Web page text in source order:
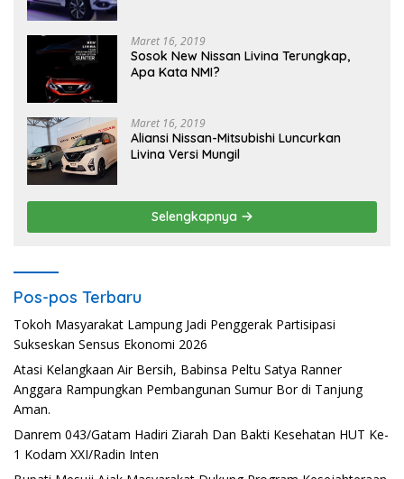
Maret 16, 2019
Sosok New Nissan Livina Terungkap,
Apa Kata NMI?
Maret 16, 2019
Aliansi Nissan-Mitsubishi Luncurkan
Livina Versi Mungil
Selengkapnya
Pos-pos Terbaru
Tokoh Masyarakat Lampung Jadi Penggerak Partisipasi
Sukseskan Sensus Ekonomi 2026
Atasi Kelangkaan Air Bersih, Babinsa Peltu Satya Ranner
Anggara Rampungkan Pembangunan Sumur Bor di Tanjung
Aman.
Danrem 043/Gatam Hadiri Ziarah Dan Bakti Kesehatan HUT Ke-
1 Kodam XXI/Radin Inten